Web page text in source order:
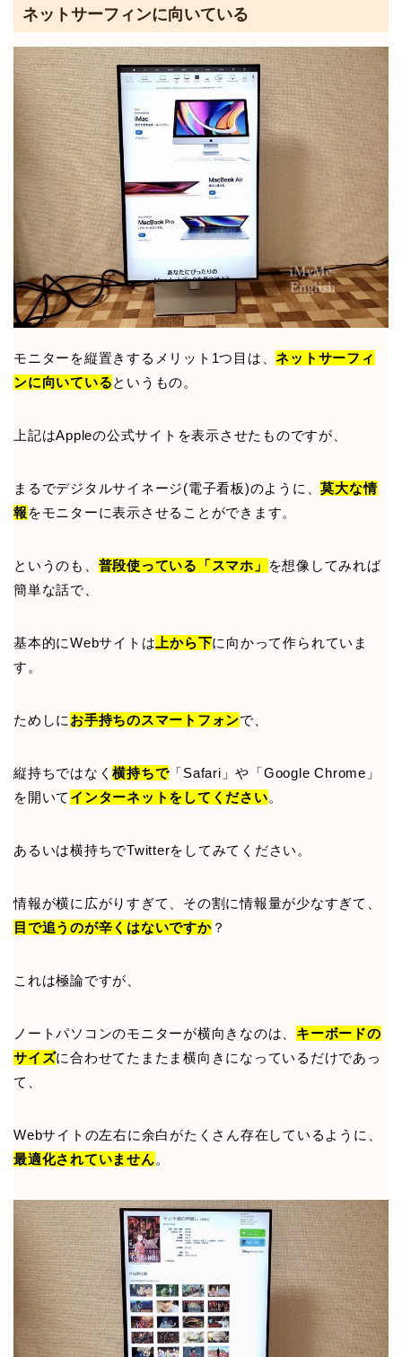
ネットサーフィンに向いている
モニターを縦置きするメリット1つ目は、ネットサーフィ
ンに向いているというもの。
上記はAppleの公式サイトを表示させたものですが、
まるでデジタルサイネージ(電子看板)のように、莫大な情
報 をモニターに表示させることができます。
というのも、 普段使っている「スマホ」
を想像してみれば
簡単な話で、
基本的にWebサイトは上から下に向かって作られていま
す。
ためしにお手持ちのスマートフォンで、
縦持ちではなく横持ちで「Safari」や「Google Chrome」
を開いて インターネットをしてください。
あるいは横持ちでTwitterをしてみてください。
情報が横に広がりすぎて、その割に情報量が少なすぎて、
目で追うのが辛くはないですか？
これは極論ですが、
ノートパソコンのモニターが横向きなのは、 キーボードの
サイズに合わせてたまたま横向きになっているだけであっ
て、
Webサイトの左右に余白がたくさん存在しているように、
最適化されていません。